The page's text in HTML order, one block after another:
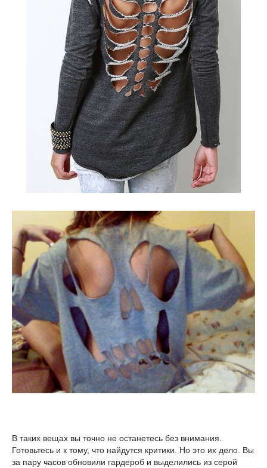
В таких вещах вы точно не останетесь без внимания.
Готовьтесь и к тому, что найдутся критики. Но это их дело. Вы
за пару часов обновили гардероб и выделились из серой